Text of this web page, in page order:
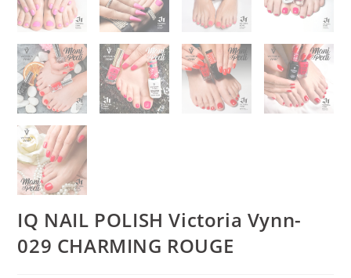
IQ NAIL POLISH Victoria Vynn-
029 CHARMING ROUGE